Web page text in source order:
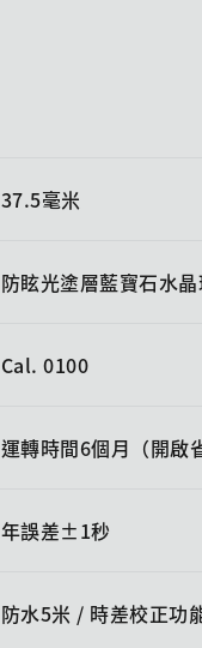
37.5毫米
防眩光塗層藍寶石水
Cal. 0100
運轉時間6個月（開啟
年誤差±1秒
防水5米 / 時差校正功